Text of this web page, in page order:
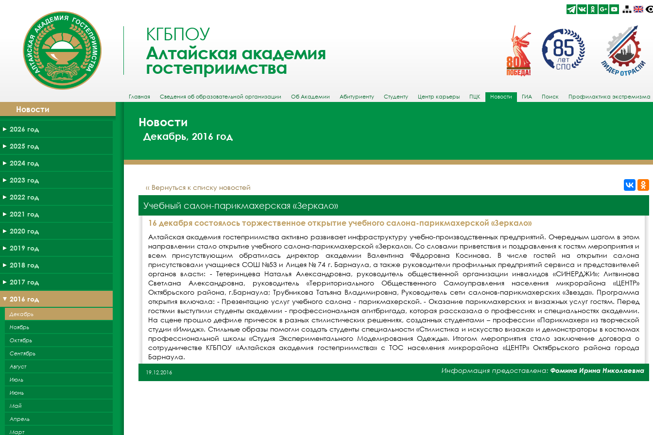
КГБПОУ
Алтайская академия
гостеприимства
Главная Сведения об образовательной организации Об Академии Абитуриенту Студенту Центр карьеры ПЦК Новости ГИА Поиск Профилактика экстремизма
Новости
2026 год
2025 год
2024 год
2023 год
2022 год
2021 год
2020 год
2019 год
2018 год
2017 год
2016 год
Декабрь
Ноябрь
Октябрь
Сентябрь
Август
Июль
Июнь
Май
Апрель
Март
Новости
Декабрь, 2016 год
‹‹ Вернуться к списку новостей
Учебный салон-парикмахерская «Зеркало»
16 декабря состоялось торжественное открытие учебного салона-парикмахерской «Зеркало»
Алтайская академия гостеприимства активно развивает инфраструктуру учебно-производственных предприятий. Очередным шагом в этом
направлении стало открытие учебного салона-парикмахерской «Зеркало». Со словами приветствия и поздравления к гостям мероприятия и
всем присутствующим обратилась директор академии Валентина Фёдоровна Косинова. В числе гостей на открытии салона
присутствовали учащиеся СОШ №53 и Лицея № 74 г. Барнаула, а также руководители профильных предприятий сервиса и представителей
органов власти: - Тетеринцева Наталья Александровна, руководитель общественной организации инвалидов «СИНЕРДЖИ»; Литвинова
Светлана Александровна, руководитель «Территориального Общественного Самоуправления населения микрорайона «ЦЕНТР»
Октябрьского района, г.Барнаула; Трубникова Татьяна Владимировна, Руководитель сети салонов-парикмахерских «Звезда». Программа
открытия включала: - Презентацию услуг учебного салона - парикмахерской. - Оказание парикмахерских и визажных услуг гостям. Перед
гостями выступили студенты академии - профессиональная агитбригада, которая рассказала о профессиях и специальностях академии.
На сцене прошло дефиле причесок в разных стилистических решениях, созданных студентами – профессии «Парикмахер» из творческой
студии «Имидж». Стильные образы помогли создать студенты специальности «Стилистика и искусство визажа» и демонстраторы в костюмах
профессиональной школы «Студия Экспериментального Моделирования Одежды». Итогом мероприятия стало заключение договора о
сотрудничестве КГБПОУ «Алтайская академия гостеприимства» с ТОС населения микрорайона «ЦЕНТР» Октябрьского района города
Барнаула.
19.12.2016 Информация предоставлена: Фомина Ирина Николаевна